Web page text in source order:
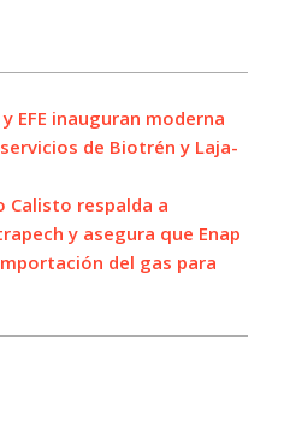
EFE inauguran moderna
de Biotrén y Laja-
Calisto respalda a
y asegura que Enap
del gas para